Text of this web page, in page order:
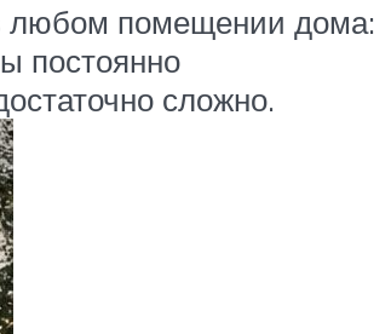
любом помещении дома:
постоянно
сложно.